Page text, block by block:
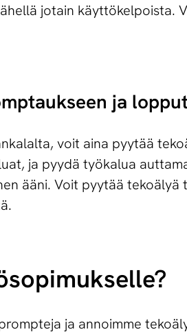
jotain käyttökelpoista.
ja
voit aina pyytää
ja pyydä työkalua
ääni. Voit pyytää
ja annoimme